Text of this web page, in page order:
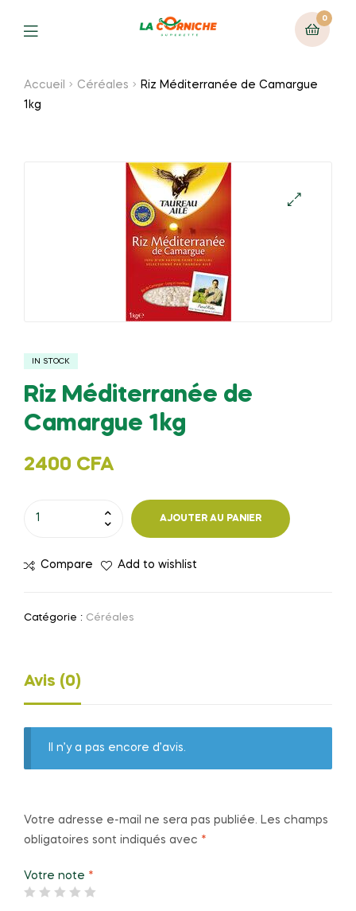
0
Menu
Accueil Céréales
Riz Méditerranée de Camargue
1kg
IN STOCK
Riz Méditerranée de
Camargue 1kg
2400 CFA
Méditerranée
AJOUTER AU PANIER
Compare Add to wishlist
Catégorie : Céréales
Avis (0)
Il n’y a pas encore d’avis.
Votre adresse e-mail ne sera pas publiée. Les champs
obligatoires sont indiqués avec *
Votre note *